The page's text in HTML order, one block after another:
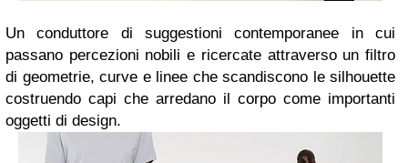
Un conduttore di suggestioni contemporanee in cui
passano percezioni nobili e ricercate attraverso un filtro
di geometrie, curve e linee che scandiscono le silhouette
costruendo capi che arredano il corpo come importanti
oggetti di design.